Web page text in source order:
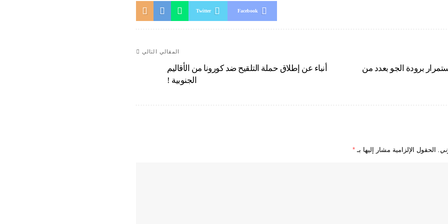
Facebook
Twitter
برودة الجو بعدد من
المقالي التالي
أنباء عن إطلاق حملة التلقيح ضد كورونا من الأقاليم
الجنوبية !
الحقول الإلزامية مشار إليها بـ *